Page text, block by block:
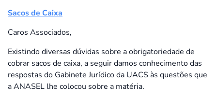
Sacos de Caixa
Caros Associados,
Existindo diversas dúvidas sobre a obrigatoriedade de
cobrar sacos de caixa, a seguir damos conhecimento das
respostas do Gabinete Jurídico da UACS às questões que
a ANASEL lhe colocou sobre a matéria.